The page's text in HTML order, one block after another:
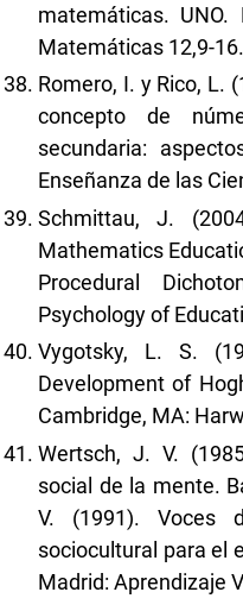
matemáticas.
Matemáticas 12,9-16.
Romero, I. y Rico, L.
concepto de
secundaria:
Enseñanza de las
Schmittau, J.
Mathematics
Procedural
Psychology of
Vygotsky, L. S.
Development of
Cambridge, MA:
Wertsch, J. V.
social de la mente.
V. (1991). Voces
sociocultural para el
Madrid: Aprendizaje